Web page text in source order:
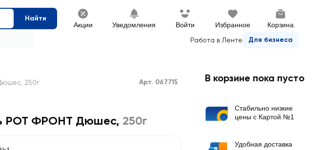
Найти
Акции Уведомления Войти Избранное Корзина
Работа в Ленте Для бизнеса
250г Арт. 067715
РОТ ФРОНТ Дюшес, 250г
В корзине пока пусто
Стабильно низкие
цены с Картой №1
Удобная доставка